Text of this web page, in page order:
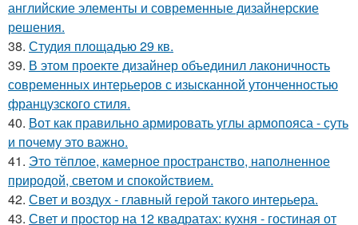
английские элементы и современные дизайнерские
решения.
38. Студия площадью 29 кв.
39. В этом проекте дизайнер объединил лаконичность
современных интерьеров с изысканной утонченностью
французского стиля.
40. Вот как правильно армировать углы армопояса - суть
и почему это важно.
41. Это тёплое, камерное пространство, наполненное
природой, светом и спокойствием.
42. Свет и воздух - главный герой такого интерьера.
43. Свет и простор на 12 квадратах: кухня - гостиная от